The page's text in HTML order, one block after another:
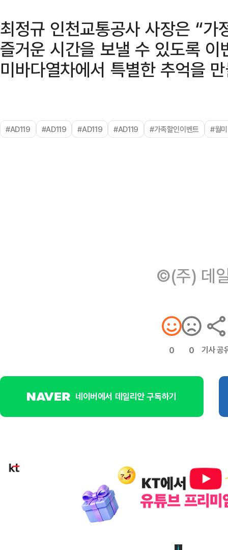
최정규 인천교통공사 사장은 “
즐거운 시간을 보낼 수 있도록
미바다열차에서 특별한 추억을
#AD119 #AD119 #AD119 #AD119 #가족할인이벤트 #월
©(주) 데
0 0 기사 공
네이버에서 데일리안 구독하기